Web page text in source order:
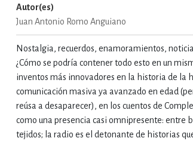
COMPUTACIÓN E
Y
DE OCIO
Autor(es)
Juan Antonio Romo Anguiano
Nostalgia, recuerdos, enamoramientos,
¿Cómo se podría contener todo esto en un
inventos más innovadores en la historia de la
comunicación masiva ya avanzado en edad
reúsa a desaparecer), en los cuentos de
como una presencia casi omnipresente: entre
tejidos; la radio es el detonante de historias